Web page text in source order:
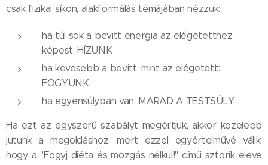
csak fizikai síkon, alakformálás témájában nézzük:
ha túl sok a bevitt energia az elégetetthez
képest: HÍZUNK
ha kevesebb a bevitt, mint az elégetett:
FOGYUNK
ha egyensúlyban van: MARAD A TESTSÚLY
Ha ezt az egyszerű szabályt megértjük, akkor közelebb
jutunk a megoldáshoz, mert ezzel egyértelművé válik,
hogy a "Fogyj diéta és mozgás nélkül!" című sztorik eleve